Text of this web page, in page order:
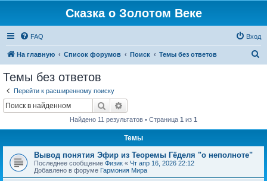
Сказка о Золотом Веке
FAQ Вход
На главную Список форумов Поиск Темы без ответов
Темы без ответов
Перейти к расширенному поиску
Поиск
Найдено 11 результатов • Страница 1 из 1
Темы
Вывод понятия Эфир из Теоремы Гёделя "о неполноте"
Последнее сообщение Физик « Чт апр 16, 2026 22:12
Добавлено в форуме Гармония Мира